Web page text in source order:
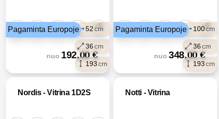
52cm
36cm
193cm
Pagaminta Europoje +5
nuo 192,00€
100cm
36cm
193cm
Pagaminta Europoje +5
nuo 348,00€
Nordis - Vitrina 1D2S Notti - Vitrina